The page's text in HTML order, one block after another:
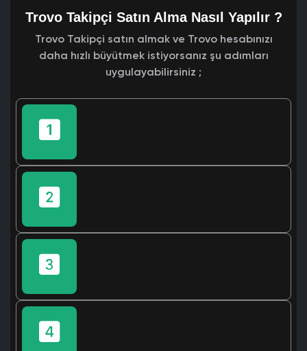
Trovo Takipçi Satın Alma Nasıl Yapılır ?
Trovo Takipçi satın almak ve Trovo hesabınızı
daha hızlı büyütmek istiyorsanız şu adımları
uygulayabilirsiniz ;